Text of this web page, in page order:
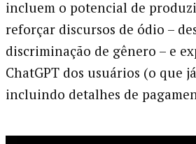
incluem o potencial de
reforçar discursos de ódio –
discriminação de gênero – e
ChatGPT dos usuários (o que
incluindo detalhes de